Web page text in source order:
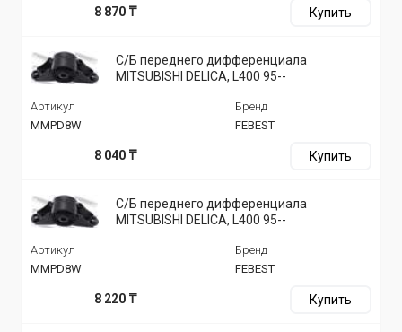
8 870 ₸ Купить
С/Б переднего дифференциала
MITSUBISHI DELICA, L400 95--
Артикул
MMPD8W
Бренд
FEBEST
8 040 ₸ Купить
С/Б переднего дифференциала
MITSUBISHI DELICA, L400 95--
Артикул
MMPD8W
Бренд
FEBEST
8 220 ₸ Купить